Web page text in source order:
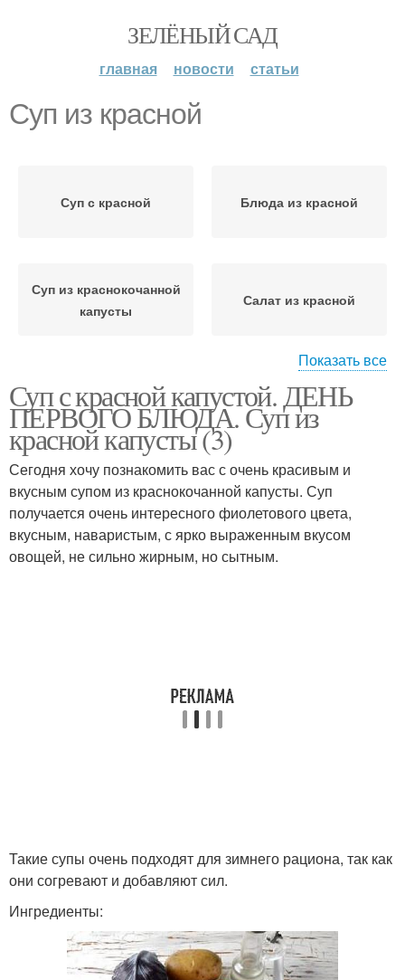
ЗЕЛЁНЫЙ САД
главная новости статьи
Суп из красной
Суп с красной Блюда из красной
Суп из краснокочанной
капусты
Салат из красной
Суп из капусты Щи из красной
Тушеная красная
Показать все
Суп с красной капустой. ДЕНЬ
ПЕРВОГО БЛЮДА. Суп из
красной капусты (3)
Сегодня хочу познакомить вас с очень красивым и
вкусным супом из краснокочанной капусты. Суп
получается очень интересного фиолетового цвета,
вкусным, наваристым, с ярко выраженным вкусом
овощей, не сильно жирным, но сытным.
Такие супы очень подходят для зимнего рациона, так как
они согревают и добавляют сил.
Ингредиенты: